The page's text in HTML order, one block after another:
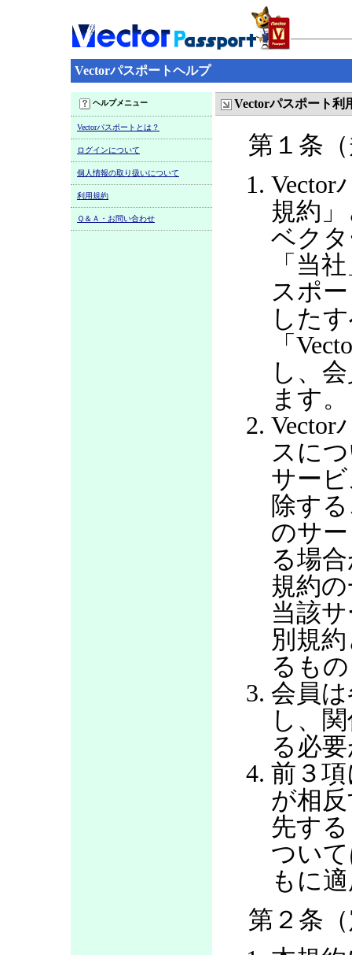
Vectorパスポートヘルプ
ヘルプメニュー
Vectorパスポートとは？
ログインについて
個人情報の取り扱いについて
利用規約
Ｑ＆Ａ・お問い合わせ
Vectorパスポート利
第１条
Vector
規約
ベク
「当
スポ
した
「
し、
ます。
Vector
スに
サー
除す
のサ
る場
規約
当該
別規
るも
会員
し、
る必
前３
が相
先す
つい
もに
第２条